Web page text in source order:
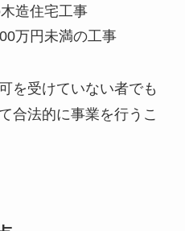
造住宅工事
万円未満の工事
を受けていない者でも
合法的に事業を行うこ